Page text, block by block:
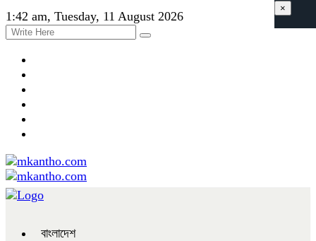
1:42 am, Tuesday, 11 August 2026
বাংলাদেশ
×